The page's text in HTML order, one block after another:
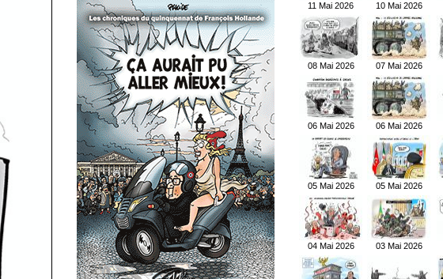
11 Mai 2026 10 Mai 2026
08 Mai 2026 07 Mai 2026
06 Mai 2026 06 Mai 2026
05 Mai 2026 05 Mai 2026
04 Mai 2026 03 Mai 2026